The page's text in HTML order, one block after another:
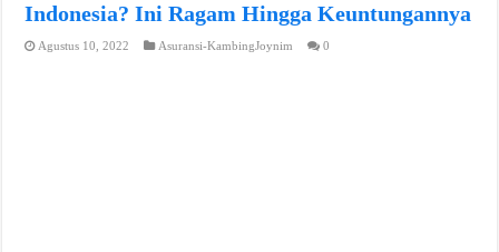
Indonesia? Ini Ragam Hingga Keuntungannya
Agustus 10, 2022 Asuransi-KambingJoynim 0